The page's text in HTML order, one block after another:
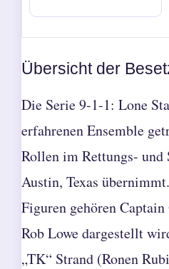
Übersicht der
Die Serie 9-1-1: Lone
erfahrenen Ensemble
Rollen im Rettungs-
Austin, Texas
Figuren gehören
Rob Lowe dargestellt
„TK“ Strand (Ronen